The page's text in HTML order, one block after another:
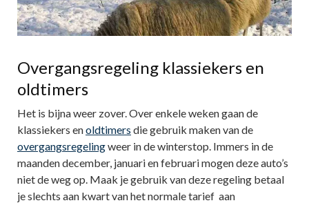
Overgangsregeling klassiekers en
oldtimers
Het is bijna weer zover. Over enkele weken gaan de
klassiekers enoldtimers die gebruik maken van de
overgangsregelingweer in de winterstop. Immers in de
maanden december, januari en februari mogen deze auto’s
niet de weg op. Maak je gebruik van deze regeling betaal
je slechts aan kwart van het normale tarief aan